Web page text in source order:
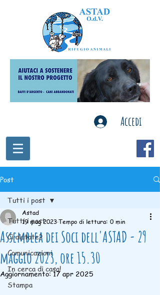
Accedi
Post
Tutti i post
Ci aiutate?
Comunicazioni
In cerca di casa!
Stampa
Tutti i post
Assemblea dei Soci dell'ASTAD - 29
maggio 2023, ore 15.30
Astad
19 mag 2023Tempo di lettura: 0 min
Aggiornamento:17 apr 2025